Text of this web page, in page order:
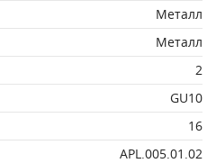
Металл
Металл
2
GU10
16
APL.005.01.02